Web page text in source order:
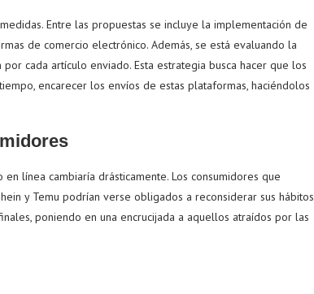
Entre las propuestas se incluye la implementación de
de comercio electrónico. Además, se está evaluando la
cada artículo enviado. Esta estrategia busca hacer que los
encarecer los envíos de estas plataformas, haciéndolos
línea cambiaría drásticamente. Los consumidores que
y Temu podrían verse obligados a reconsiderar sus hábitos
poniendo en una encrucijada a aquellos atraídos por las